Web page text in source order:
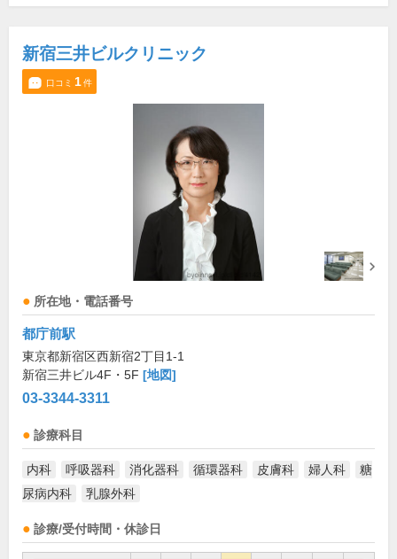
新宿三井ビルクリニック
口コミ 1件
所在地・電話番号
都庁前駅
東京都新宿区西新宿2丁目1-1
新宿三井ビル4F・5F [地図]
03-3344-3311
診療科目
内科 呼吸器科 消化器科 循環器科 皮膚科 婦人科
糖
尿病内科
乳腺外科
診療/受付時間・休診日